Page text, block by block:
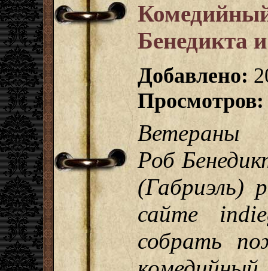
Бенедикта
Добавлено:
Просмотров:
Ветераны
Роб
(Габриэль)
сайте
собрать